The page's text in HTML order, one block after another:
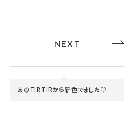
NEXT
あのTIRTIRから新色でました♡